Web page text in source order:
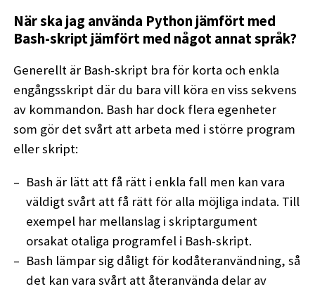
När ska jag använda Python jämfört med
Bash-skript jämfört med något annat språk?
Generellt är Bash-skript bra för korta och enkla
engångsskript där du bara vill köra en viss sekvens
av kommandon. Bash har dock flera egenheter
som gör det svårt att arbeta med i större program
eller skript:
Bash är lätt att få rätt i enkla fall men kan vara
väldigt svårt att få rätt för alla möjliga indata. Till
exempel har mellanslag i skriptargument
orsakat otaliga programfel i Bash-skript.
Bash lämpar sig dåligt för kodåteranvändning, så
det kan vara svårt att återanvända delar av